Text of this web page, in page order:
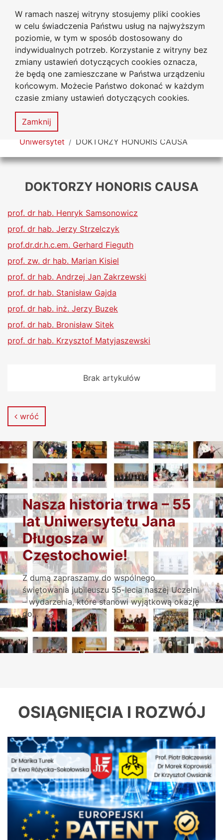
W ramach naszej witryny stosujemy pliki cookies
w celu świadczenia Państwu usług na najwyższym
poziomie, w tym w sposób dostosowany do
indywidualnych potrzeb. Korzystanie z witryny bez
zmiany ustawień dotyczących cookies oznacza,
że będą one zamieszczane w Państwa urządzeniu
końcowym. Możecie Państwo dokonać w każdym
czasie zmiany ustawień dotyczących cookies.
Zamknij
Przejdź do głównego menu
Przejdź do treści
Przejdź do wyszukiwarki
Przejdź do mapy serwisu
Uniwersytet
Jana Długosza w Częstochowie
Mapa
serwisu
MENU
Tutaj jesteś
Uniwersytet DOKTORZY HONORIS CAUSA
DOKTORZY HONORIS CAUSA
prof. dr hab. Henryk Samsonowicz
prof. dr hab. Jerzy Strzelczyk
prof.dr.dr.h.c.em. Gerhard Fieguth
prof. zw. dr hab. Marian Kisiel
prof. dr hab. Andrzej Jan Zakrzewski
prof. dr hab. Stanisław Gajda
prof. dr hab. inż. Jerzy Buzek
prof. dr hab. Bronisław Sitek
prof. dr hab. Krzysztof Matyjaszewski
Brak artykułów
wróć
PRZECZYTAJ KONIECZNIE
Nasza historia trwa – 55
lat Uniwersytetu Jana
Długosza w
Częstochowie!
Z dumą zapraszamy do wspólnego
świętowania jubileuszu 55-lecia naszej Uczelni
– wydarzenia, które stanowi wyjątkową okazję
do...
OSIĄGNIĘCIA I ROZWÓJ